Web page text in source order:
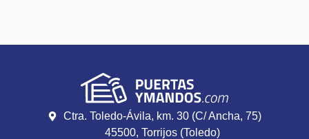
Ctra. Toledo-Ávila, km. 30 (C/ Ancha, 75)
45500, Torrijos (Toledo)